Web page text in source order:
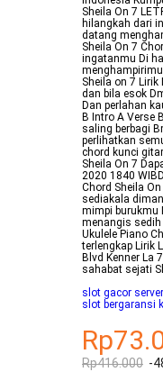
Sheila On 7
hilangkah dari
datang
Sheila On 7
ingatanmu Di
Sheila on 7 Lirik
dan bila esok
Dan perlahan
B Intro A Verse
saling berbagi
perlihatkan
chord kunci
Sheila On 7
2020 1840
Chord Sheila
sediakala
mimpi burukmu
menangis sedih
Ukulele Piano
terlengkap Lirik
Blvd Kenner La
sahabat sejati
slot gacor
slot bergaransi
Rp416.000 -